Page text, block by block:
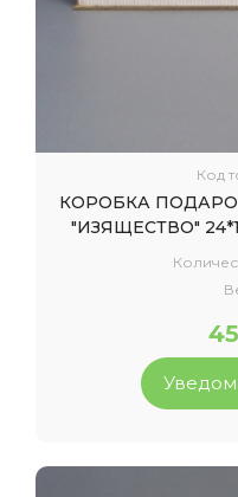
Код
КОРОБКА
"ИЗЯЩЕСТВО"